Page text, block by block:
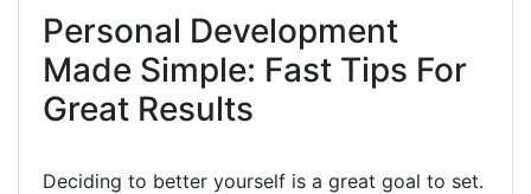
Personal Development
Made Simple: Fast Tips For
Great Results
Deciding to better yourself is a great goal to set.